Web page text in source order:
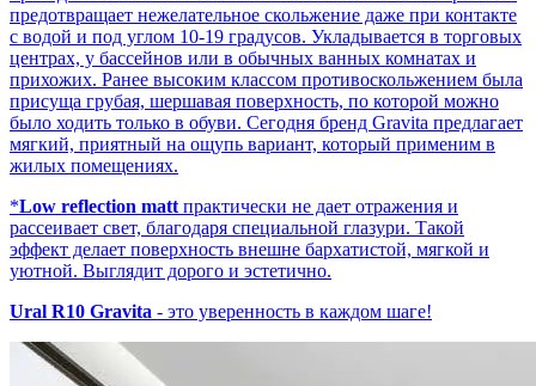
предотвращает нежелательное скольжение даже при контакте
с водой и под углом 10-19 градусов. Укладывается в торговых
центрах, у бассейнов или в обычных ванных комнатах и
прихожих. Ранее высоким классом противоскольжением была
присуща грубая, шершавая поверхность, по которой можно
было ходить только в обуви. Сегодня бренд Gravita предлагает
мягкий, приятный на ощупь вариант, который применим в
жилых помещениях.
*Low reflection matt практически не дает отражения и
рассеивает свет, благодаря специальной глазури. Такой
эффект делает поверхность внешне бархатистой, мягкой и
уютной. Выглядит дорого и эстетично.
Ural R10 Gravita - это уверенность в каждом шаге!